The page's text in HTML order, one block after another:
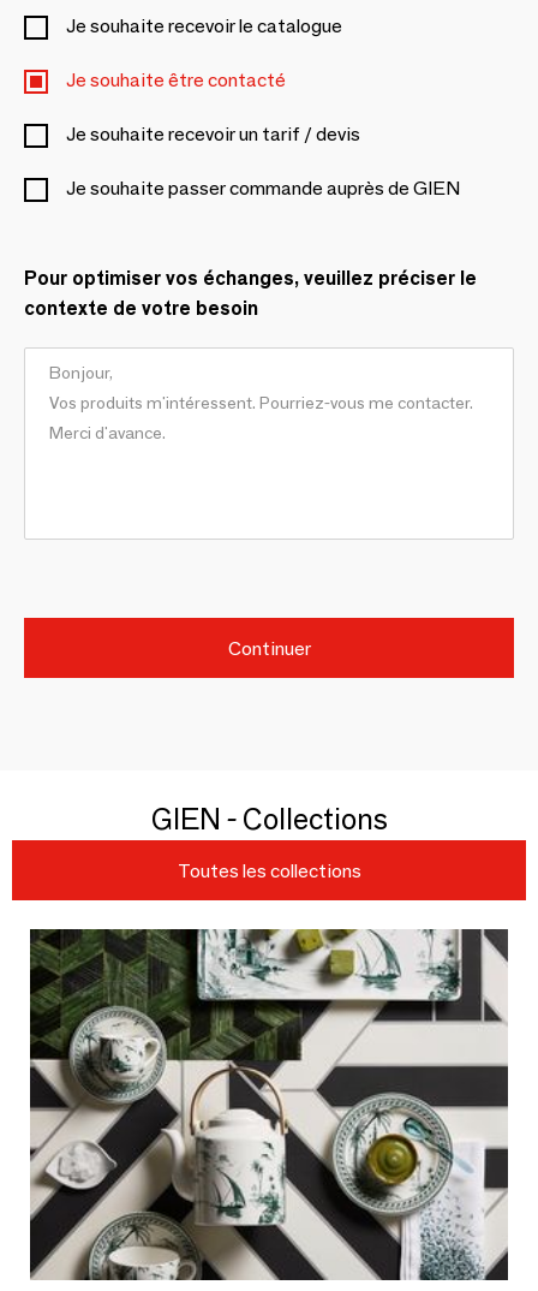
Je souhaite recevoir le catalogue
Je souhaite être contacté
Je souhaite recevoir un tarif / devis
Je souhaite passer commande auprès de GIEN
Pour optimiser vos échanges, veuillez préciser le
contexte de votre besoin
Continuer
GIEN - Collections
Toutes les collections